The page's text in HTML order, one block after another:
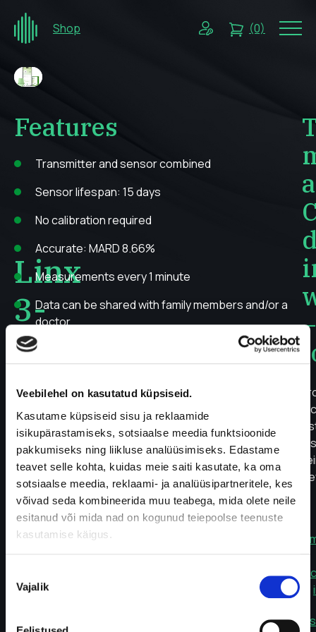
Veebilehel on kasutatud küpsiseid.
Kasutame küpsiseid sisu ja reklaamide
isikupärastamiseks, sotsiaalse meedia funktsioonide
pakkumiseks ning liikluse analüüsimiseks. Edastame
teavet selle kohta, kuidas meie saiti kasutate, ka oma
sotsiaalse meedia, reklaami- ja analüüsipartneritele, kes
võivad seda kombineerida muu teabega, mida olete neile
esitanud või mida nad on kogunud teiepoolse teenuste
kasutamise käigus.
valik
Vajalik
Shop (0)
Linx
3-
month
subscription
288,00€
Fast
delivery
to
parcel
machine.
3-
subscription
to
Features
Transmitter and sensor combined
Sensor lifespan: 15 days
No calibration required
Accurate: MARD 8.66%
Measurements every 1 minute
Data can be shared with family members and/or a
doctor
Device warm-up: 60 minutes
mm
Waterproof: IP68